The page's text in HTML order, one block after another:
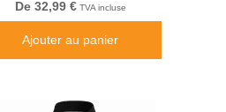
De 32,99 €TVA incluse
Ajouter au panier